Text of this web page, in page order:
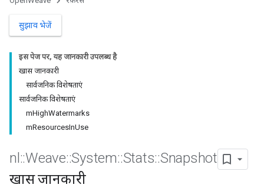
सुझाव भेजें
इस पेज पर, यह जानकारी उपलब्ध है
खास जानकारी
सार्वजनिक विशेषताएं
सार्वजनिक विशेषताएं
mHighWatermarks
mResourcesInUse
nl ::Weave::System::Stats::Snapshot
खास जानकारी